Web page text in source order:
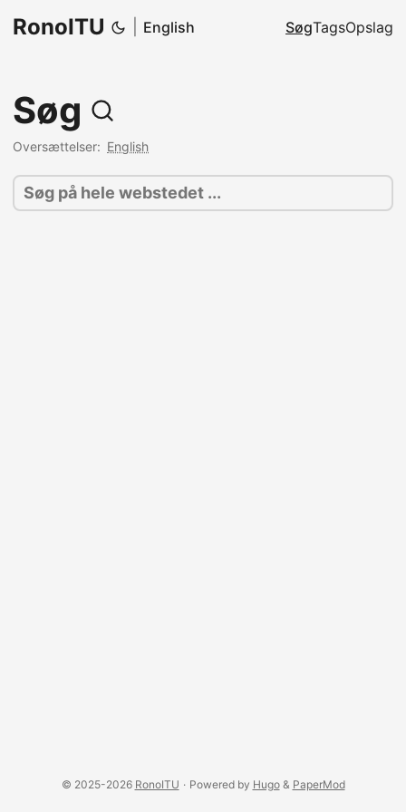
RonoITU English SøgTagsOpslag
Søg
Oversættelser: English
© 2025-2026 RonoITU · Powered by Hugo& PaperMod